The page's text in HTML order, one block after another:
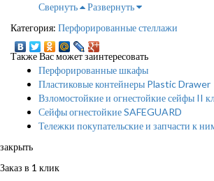
Свернуть
Развернуть
Категория: Перфорированные стеллажи
Также Вас может заинтересовать
Перфорированные шкафы
Пластиковые контейнеры Plastic Drawer
Взломостойкие и огнестойкие сейфы II
Сейфы огнестойкие SAFEGUARD
Тележки покупательские и запчасти к
закрыть
Заказ в 1 клик